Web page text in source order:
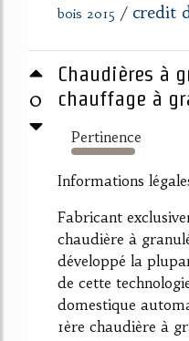
bois 2015 / credit
0
Chaudières à
chauffage à
Pertinence
296%
Informations
Fabricant
chaudière à
développé la
de cette
domestique
1ère chaudière à